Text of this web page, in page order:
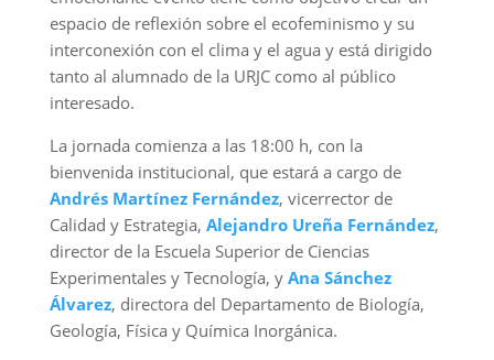
espacio de reflexión sobre el ecofeminismo y su
interconexión con el clima y el agua y está dirigido
tanto al alumnado de la URJC como al público
interesado.
La jornada comienza a las 18:00 h, con la
bienvenida institucional, que estará a cargo de
Andrés Martínez Fernández, vicerrector de
Calidad y Estrategia, Alejandro Ureña Fernández,
director de la Escuela Superior de Ciencias
Experimentales y Tecnología, y Ana Sánchez
Álvarez, directora del Departamento de Biología,
Geología, Física y Química Inorgánica.